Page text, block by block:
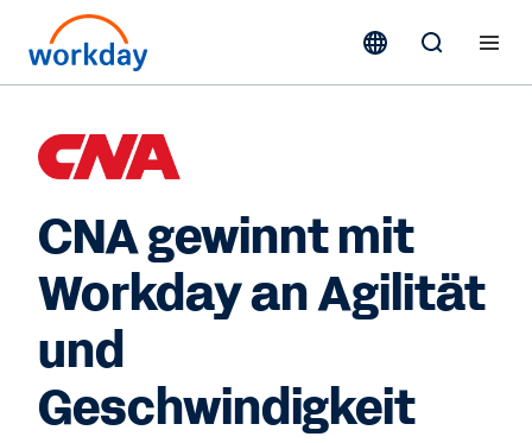
CNA gewinnt mit
Workday an Agilität
und
Geschwindigkeit